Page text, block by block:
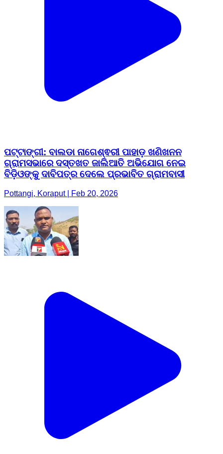
ପଟ୍ଟାଙ୍ଗୀ: ବାଲଡା ନାଗେଶ୍ଵରୀ ପାହାଡ଼ ଖଣିଖନନ
ଗ୍ରାମସଭାରେ ଦସ୍ତଖତ ଜାଲିଆତି ଅଭିଯୋଗ ନେଇ
ବିଡ଼ିଓଙ୍କୁ ଦାବିପତ୍ର ଦେଲେ ପ୍ରଭାବିତ ଗ୍ରାମବାସୀ
Pottangi, Koraput | Feb 20, 2026